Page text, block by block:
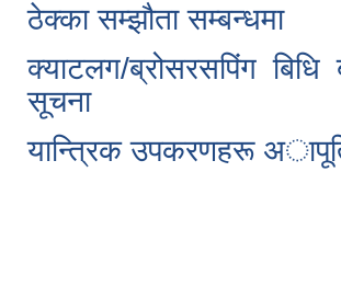
ठेक्का सम्झौता सम्बन्धमा
क्याटलग/ब्रोसरसपिंग
सूचना
यान्त्रिक उपकरणहरू